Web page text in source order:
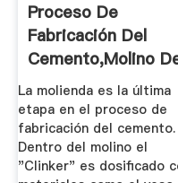
Proceso De
Fabricación Del
Cemento,Molino
Cemento ...
La molienda es la última
etapa en el proceso de
fabricación del cemento.
Dentro del molino el
"Clinker" es dosificado